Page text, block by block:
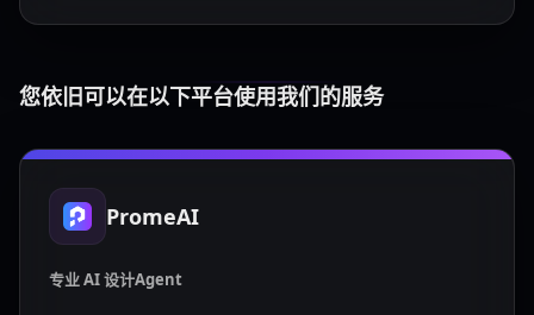
您依旧可以在以下平台使用我们的服务
PromeAI
专业 AI 设计Agent